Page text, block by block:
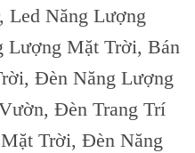
Led Năng Lượng
Lượng Mặt Trời, Bán
Đèn Năng Lượng
Đèn Trang Trí
Trời, Đèn Năng